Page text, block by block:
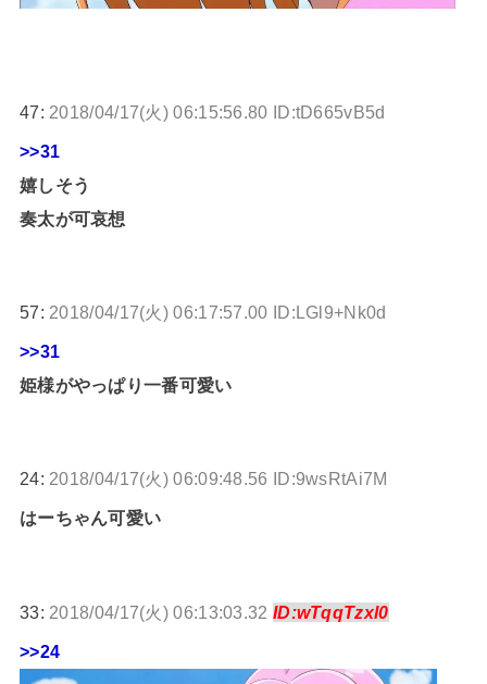
47: 2018/04/17(火) 06:15:56.80 ID:tD665vB5d
>>31
嬉しそう
奏太が可哀想
57: 2018/04/17(火) 06:17:57.00 ID:LGl9+Nk0d
>>31
姫様がやっぱり一番可愛い
24: 2018/04/17(火) 06:09:48.56 ID:9wsRtAi7M
はーちゃん可愛い
33: 2018/04/17(火) 06:13:03.32 ID:wTqqTzxl0
>>24